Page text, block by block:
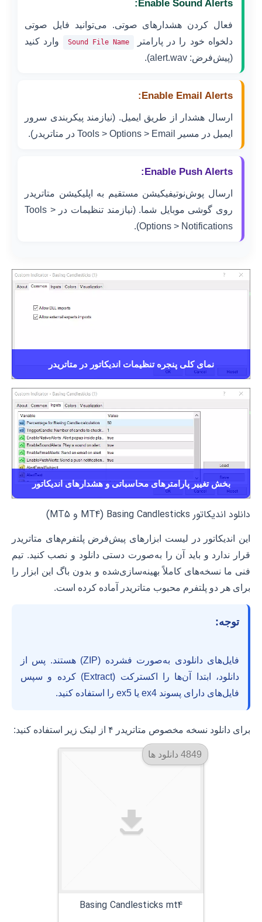
Enable Sound Alerts:
فعال کردن هشدارهای صوتی. می‌توانید فایل صوتی
دلخواه خود را در پارامتر
Sound File Name
وارد کنید
(پیش‌فرض: alert.wav).
Enable Email Alerts:
ارسال هشدار از طریق ایمیل. (نیازمند پیکربندی سرور
ایمیل در مسیر Tools > Options > Email در متاتریدر).
Enable Push Alerts:
ارسال پوش‌نوتیفیکیشن مستقیم به اپلیکیشن متاتریدر
روی گوشی موبایل شما. (نیازمند تنظیمات در Tools >
Options > Notifications).
نمای کلی پنجره تنظیمات اندیکاتور در متاتریدر
بخش تغییر پارامترهای محاسباتی و هشدارهای اندیکاتور
دانلود اندیکاتور Basing Candlesticks (MT4 و MT5)
این اندیکاتور در لیست ابزارهای پیش‌فرض پلتفرم‌های متاتریدر
قرار ندارد و باید آن را به‌صورت دستی دانلود و نصب کنید. تیم
فنی ما نسخه‌های کاملاً بهینه‌سازی‌شده و بدون باگ این ابزار را
برای هر دو پلتفرم محبوب متاتریدر آماده کرده است.
توجه:
فایل‌های دانلودی به‌صورت فشرده (ZIP) هستند. پس از
دانلود، ابتدا آن‌ها را اکسترکت (Extract) کرده و سپس
فایل‌های دارای پسوند ex4 یا ex5 را استفاده کنید.
برای دانلود نسخه مخصوص متاتریدر ۴ از لینک زیر استفاده کنید:
4849 دانلود ها
Basing Candlesticks mt4